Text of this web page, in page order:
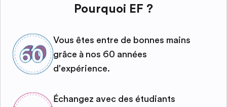
Pourquoi EF ?
Vous êtes entre de bonnes mains
grâce à nos 60 années
d'expérience.
Échangez avec des étudiants